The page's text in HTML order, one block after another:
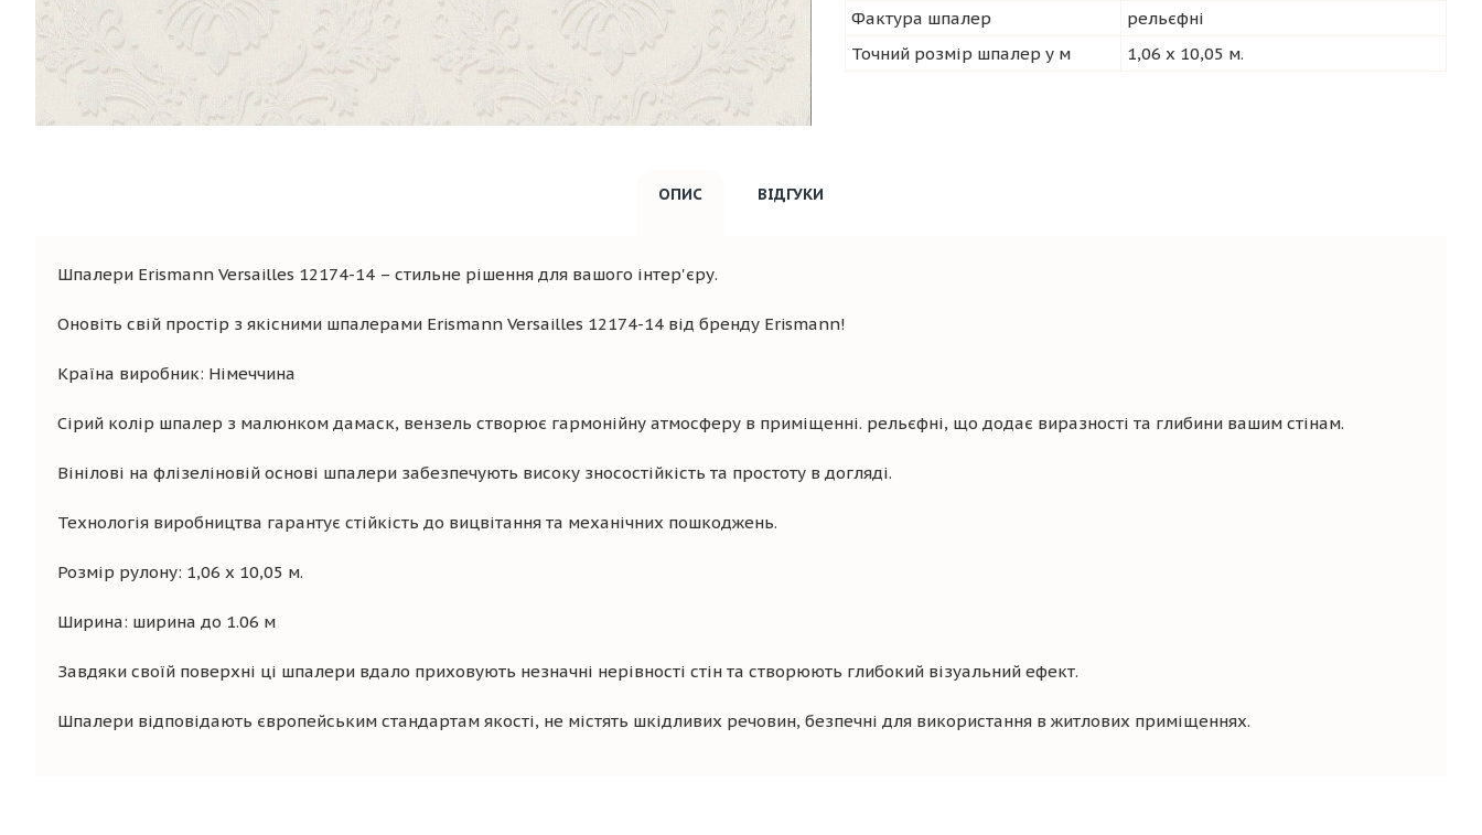
Фактура шпалер
рельєфні
Точний розмір шпалер у м
1,06 х 10,05 м.
ОПИС ВІДГУКИ
Шпалери Erismann Versailles 12174-14 – стильне рішення для вашого інтер'єру.
Оновіть свій простір з якісними шпалерами Erismann Versailles 12174-14 від бренду Erismann!
Країна виробник: Німеччина
Сірий колір шпалер з малюнком дамаск, вензель створює гармонійну атмосферу в приміщенні. рельєфні, що додає виразності та глибини вашим стінам.
Вінілові на флізеліновій основі шпалери забезпечують високу зносостійкість та простоту в догляді.
Технологія виробництва гарантує стійкість до вицвітання та механічних пошкоджень.
Розмір рулону: 1,06 х 10,05 м.
Ширина: ширина до 1.06 м
Завдяки своїй поверхні ці шпалери вдало приховують незначні нерівності стін та створюють глибокий візуальний ефект.
Шпалери відповідають європейським стандартам якості, не містять шкідливих речовин, безпечні для використання в житлових приміщеннях.